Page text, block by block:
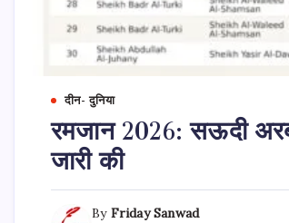
दीन- दुनिया
रमजान 2026: सऊदी
जारी की
By Friday Sanwad